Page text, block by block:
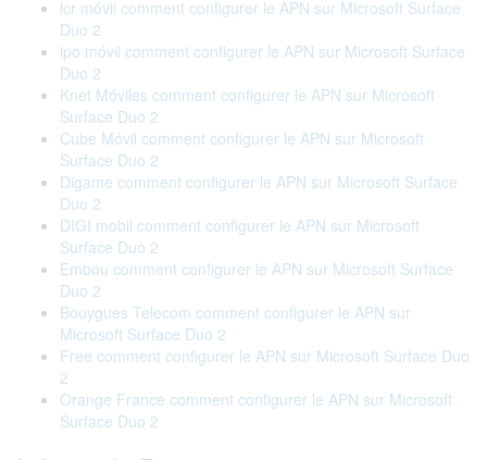
lcr móvil comment configurer le APN sur Microsoft Surface
Duo 2
ipo móvil comment configurer le APN sur Microsoft Surface
Duo 2
Knet Móviles comment configurer le APN sur Microsoft
Surface Duo 2
Cube Móvil comment configurer le APN sur Microsoft
Surface Duo 2
Digame comment configurer le APN sur Microsoft Surface
Duo 2
DIGI mobil comment configurer le APN sur Microsoft
Surface Duo 2
Embou comment configurer le APN sur Microsoft Surface
Duo 2
Bouygues Telecom comment configurer le APN sur
Microsoft Surface Duo 2
Free comment configurer le APN sur Microsoft Surface Duo
2
Orange France comment configurer le APN sur Microsoft
Surface Duo 2